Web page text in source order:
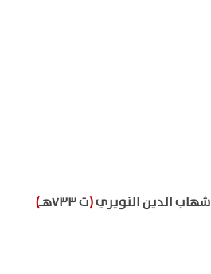
شهاب الدين النويري(ت ٧٣٣هـ
)